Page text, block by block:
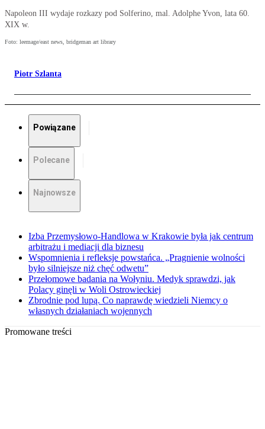
Napoleon III wydaje rozkazy pod Solferino, mal. Adolphe Yvon, lata 60.
XIX w.
Foto: leemage/east news, bridgeman art library
Piotr Szlanta
Powiązane
Polecane
Najnowsze
Izba Przemysłowo-Handlowa w Krakowie była jak centrum
arbitrażu i mediacji dla biznesu
Wspomnienia i refleksje powstańca. „Pragnienie wolności
było silniejsze niż chęć odwetu”
Przełomowe badania na Wołyniu. Medyk sprawdzi, jak
Polacy ginęli w Woli Ostrowieckiej
Zbrodnie pod lupą. Co naprawdę wiedzieli Niemcy o
własnych działaniach wojennych
Promowane treści